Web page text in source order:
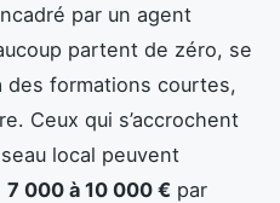
par un agent
partent de zéro, se
formations courtes,
Ceux qui s’accrochent
local peuvent
7 000 à 10 000 € par